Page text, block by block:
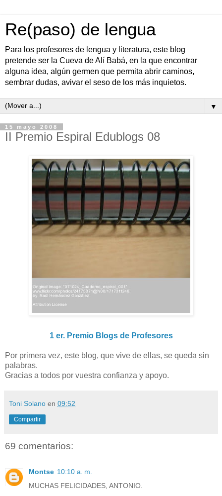
Re(paso) de lengua
Para los profesores de lengua y literatura, este blog
pretende ser la Cueva de Alí Babá, en la que encontrar
alguna idea, algún germen que permita abrir caminos,
sembrar dudas, avivar el seso de los más inquietos.
▼
15 mayo 2008
II Premio Espiral Edublogs 08
1 er. Premio Blogs de Profesores
Por primera vez, este blog, que vive de ellas, se queda sin
palabras.
Gracias a todos por vuestra confianza y apoyo.
Toni Solano en 09:52
Compartir
69 comentarios:
Montse 10:10 a. m.
MUCHAS FELICIDADES, ANTONIO.